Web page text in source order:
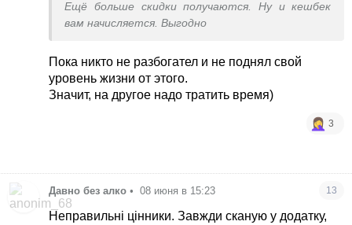
Ещё больше скидки получаются. Ну и кешбек
вам начисляется. Выгодно
Пока никто не разбогател и не поднял свой
уровень жизни от этого.
Значит, на другое надо тратить время)
3
Давно без алко • 08 июня в 15:23 13
Неправильні цінники. Завжди сканую у додатку,